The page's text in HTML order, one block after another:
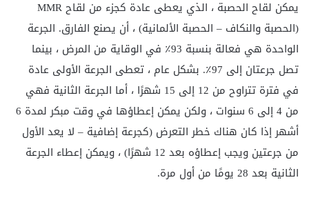
يمكن لقاح الحصبة ، الذي يعطى عادة كجزء من لقاح MMR
(الحصبة والنكاف – الحصبة الألمانية) ، أن يصنع الفارق. الجرعة
الواحدة هي فعالة بنسبة 93٪ في الوقاية من المرض ، بينما
تصل جرعتان إلى 97٪. بشكل عام ، تعطى الجرعة الأولى عادة
في فترة تتراوح من 12 إلى 15 شهرًا ، أما الجرعة الثانية فهي
من 4 إلى 6 سنوات ، ولكن يمكن إعطاؤها في وقت مبكر لمدة 6
أشهر إذا كان هناك خطر التعرض (كجرعة إضافية – لا يعد الأول
من جرعتين ويجب إعطاؤه بعد 12 شهرًا) ، ويمكن إعطاء الجرعة
الثانية بعد 28 يومًا من أول مرة.